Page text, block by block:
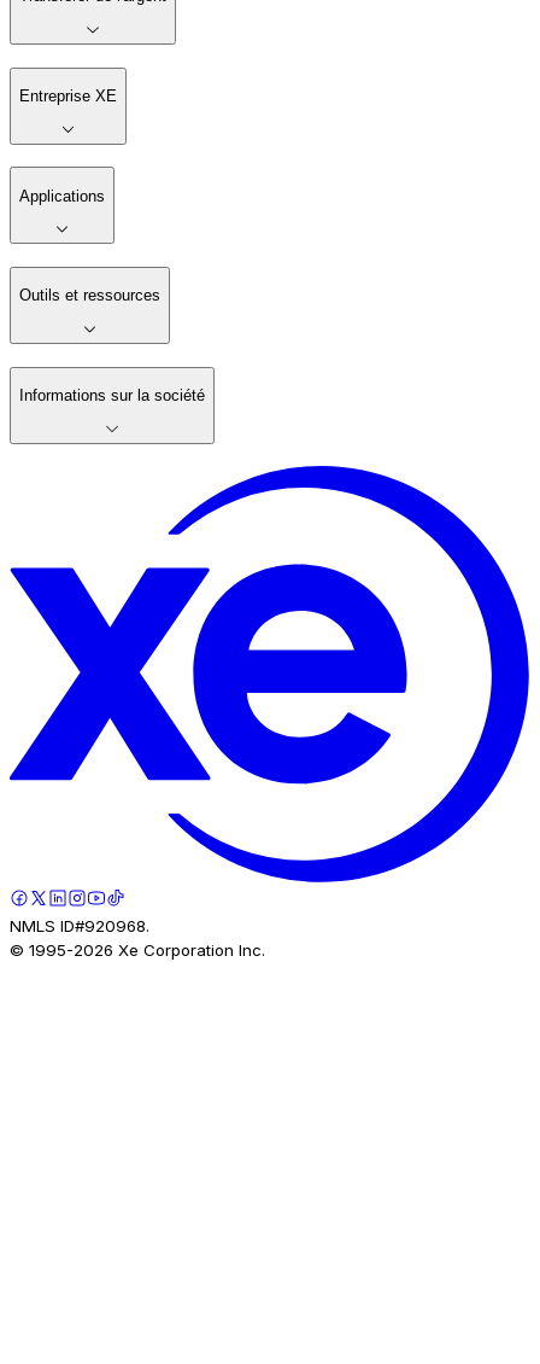
Entreprise XE
Applications
Outils et ressources
Informations sur la société
NMLS ID#920968.
© 1995-2026 Xe Corporation Inc.